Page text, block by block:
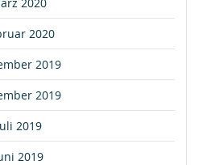
2020
2019
2019
2019
2019